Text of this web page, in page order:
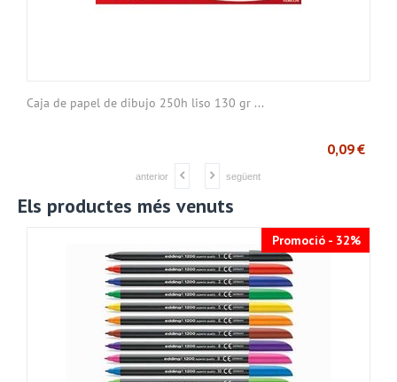
Caja de papel de dibujo 250h liso 130 gr ...
0,09€
anterior següent
Els productes més venuts
Promoció - 32%